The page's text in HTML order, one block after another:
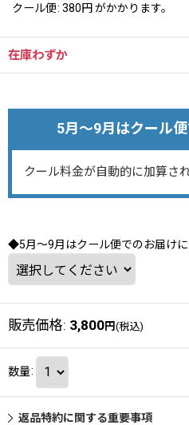
クール便: 380円がかかります。
在庫わずか
5月～9月はクール便
クール料金が自動的に加算さ
◆5月～9月はクール便でのお届けに
販売価格: 3,800円 (税込)
数量:
返品特約に関する重要事項